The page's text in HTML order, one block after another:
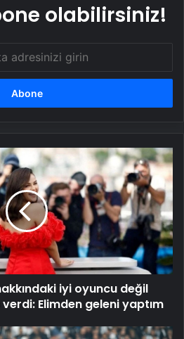
olabilirsiniz!
iyi oyuncu değil
Elimden geleni yaptım